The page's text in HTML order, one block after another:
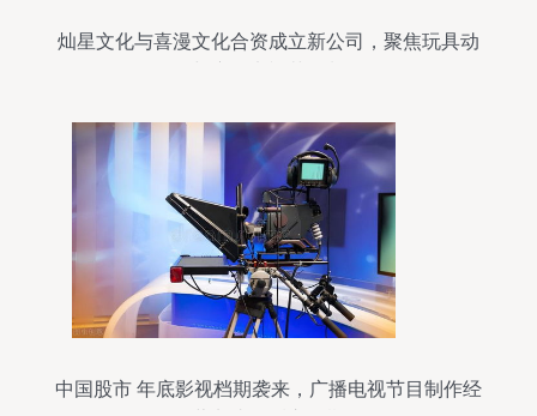
灿星文化与喜漫文化合资成立新公司，聚焦玩具动
中国股市 年底影视档期袭来，广播电视节目制作经